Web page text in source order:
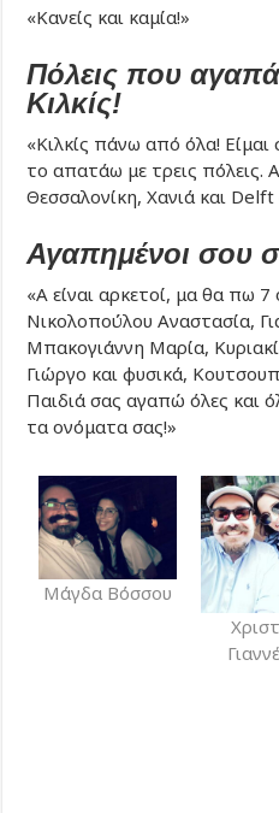
«Κανείς και καμία!»
Πόλεις που
Κιλκίς!
«Κιλκίς πάνω από όλα!
το απατάω με τρεις πόλεις.
Θεσσαλονίκη, Χανιά και Delft
Αγαπημένοι σου
«Α είναι αρκετοί, μα θα πω
Νικολοπούλου Αναστασία,
Μπακογιάννη Μαρία,
Γιώργο και φυσικά,
Παιδιά σας αγαπώ όλες και
τα ονόματα σας!»
Μάγδα Βόσσου